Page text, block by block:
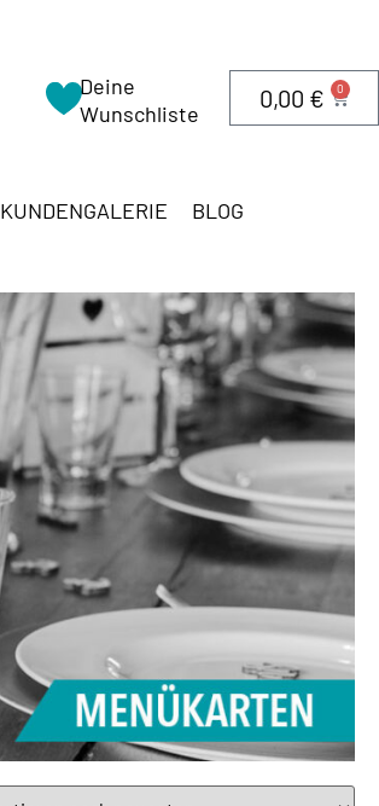
Deine
Wunschliste
0,00 € 0
KUNDENGALERIE BLOG